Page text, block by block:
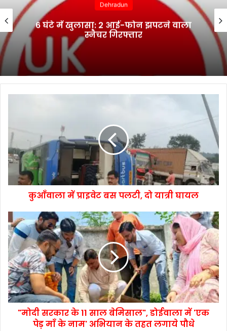
Dehradun
6 घंटे में खुलासा: 2 आई-फोन झपटने वाला
स्नैचर गिरफ्तार
कुआँवाला में प्राइवेट बस पलटी, दो यात्री घायल
"मोदी सरकार के 11 साल बेमिसाल", डोईवाला में 'एक
पेड़ माँ के नाम' अभियान के तहत लगाये पौधे